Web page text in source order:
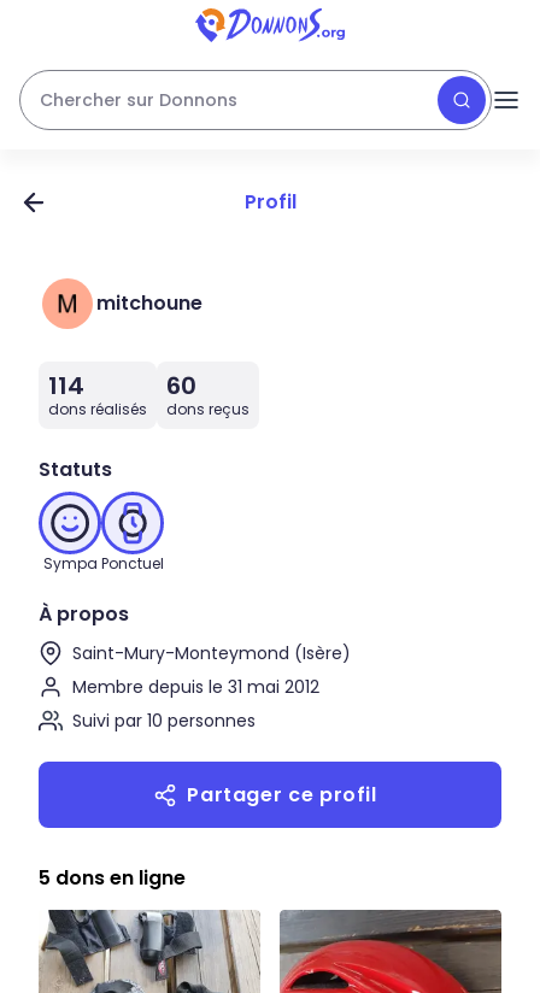
Chercher sur Donnons
Profil
mitchoune
114
dons réalisés
60
dons reçus
Statuts
Sympa Ponctuel
À propos
Saint-Mury-Monteymond (Isère)
Membre depuis le 31 mai 2012
Suivi par 10 personnes
Partager ce profil
5 dons en ligne